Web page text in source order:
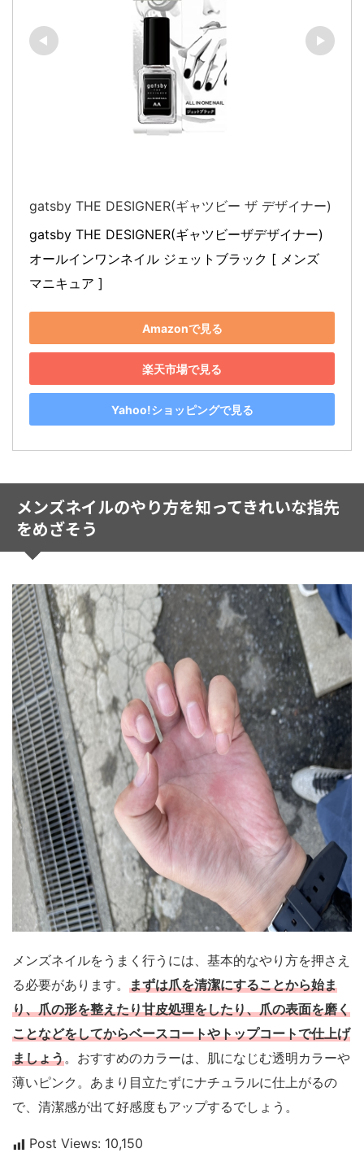
gatsby THE DESIGNER(ギャツビー ザ デザイナー)
gatsby THE DESIGNER(ギャツビーザデザイナー)
オールインワンネイル ジェットブラック [ メンズ
マニキュア ]
Amazonで見る
楽天市場で見る
Yahoo!ショッピングで見る
メンズネイルのやり方を知ってきれいな指先
をめざそう
メンズネイルをうまく行うには、基本的なやり方を押さえ
る必要があります。 まずは爪を清潔にすることから始ま
り、爪の形を整えたり甘皮処理をしたり、爪の表面を磨く
ことなどをしてからベースコートやトップコートで仕上げ
ましょう。おすすめのカラーは、肌になじむ透明カラーや
薄いピンク。あまり目立たずにナチュラルに仕上がるの
で、清潔感が出て好感度もアップするでしょう。
Post Views: 10,150